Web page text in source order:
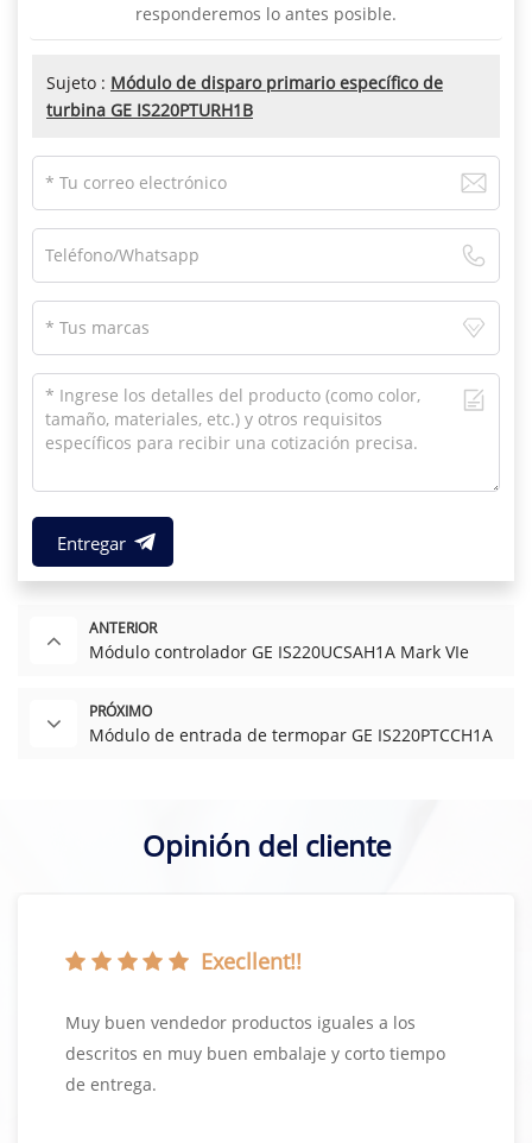
responderemos lo antes posible.
Sujeto : Módulo de disparo primario específico de
turbina GE IS220PTURH1B
Entregar
ANTERIOR
Módulo controlador GE IS220UCSAH1A Mark VIe
PRÓXIMO
Módulo de entrada de termopar GE IS220PTCCH1A
Opinión del cliente
Execllent!!
Muy buen vendedor productos iguales a los
descritos en muy buen embalaje y corto tiempo
de entrega.